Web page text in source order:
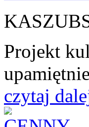
Projekt
czytaj